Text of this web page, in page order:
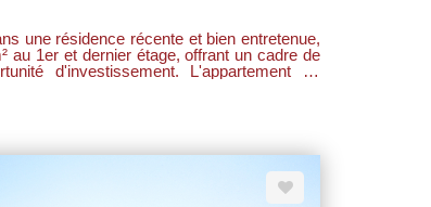
une résidence récente et bien entretenue,
au 1er et dernier étage, offrant un cadre de
L'appartement se
de provisions sur charges, assurant une
à proximité des commodités,